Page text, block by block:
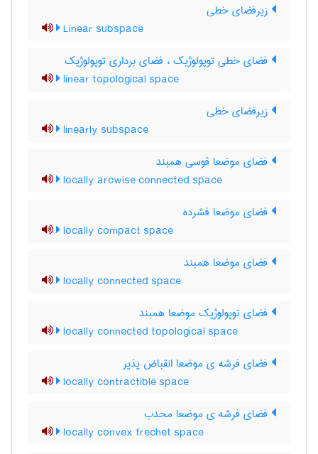
زیرفضای خطی
Linear subspace
فضای خطی توپولوژیک ، فضای برداری توپولوژیک
linear topological space
زیرفضای خطی
linearly subspace
فضای موضعا قوسی همبند
locally arcwise connected space
فضای موضعا فشرده
locally compact space
فضای موضعا همبند
locally connected space
فضای توپولوژیک موضعا همبند
locally connected topological space
فضای فرشه ی موضعا انقباض پذیر
locally contractible space
فضای فرشه ی موضعا محدب
locally convex frechet space